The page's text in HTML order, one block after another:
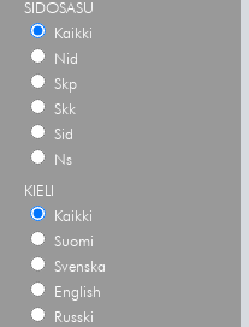
SIDOSASU
Kaikki
Nid
Skp
Skk
Sid
Ns
KIELI
Kaikki
Suomi
Svenska
English
Russki